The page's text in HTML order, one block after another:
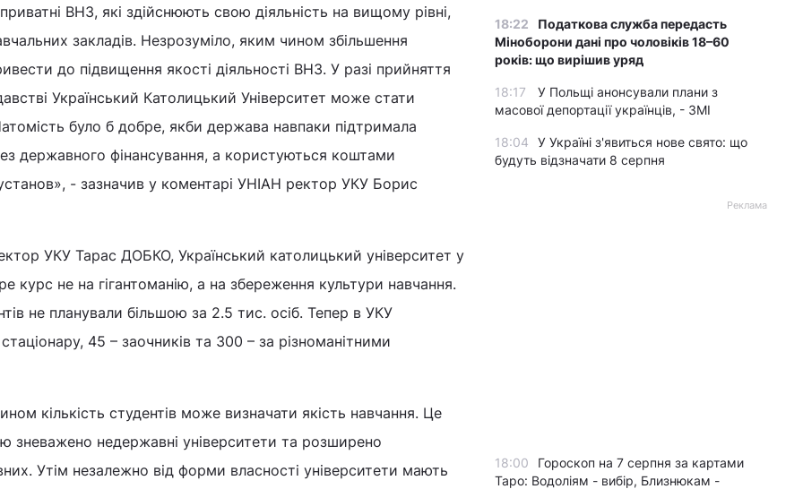
ВНЗ, які здійснюють свою діяльність на вищому рівні,
закладів. Незрозуміло, яким чином збільшення
до підвищення якості діяльності ВНЗ. У разі прийняття
Український Католицький Університет може стати
було б добре, якби держава навпаки підтримала
державного фінансування, а користуються коштами
- зазначив у коментарі УНІАН ректор УКУ Борис
УКУ Тарас ДОБКО, Український католицький університет у
курс не на гігантоманію, а на збереження культури навчання.
не планували більшою за 2.5 тис. осіб. Тепер в УКУ
45 – заочників та 300 – за різноманітними
кількість студентів може визначати якість навчання. Це
зневажено недержавні університети та розширено
Утім незалежно від форми власності університети мають
18:22
Податкова служба передасть
Міноборони дані про чоловіків 18–60
років: що вирішив уряд
18:17
У Польщі анонсували плани з
масової депортації українців, - ЗМІ
18:04
У Україні з'явиться нове свято: що
будуть відзначати 8 серпня
Реклама
18:00
Гороскоп на 7 серпня за картами
Таро: Водоліям - вибір, Близнюкам -